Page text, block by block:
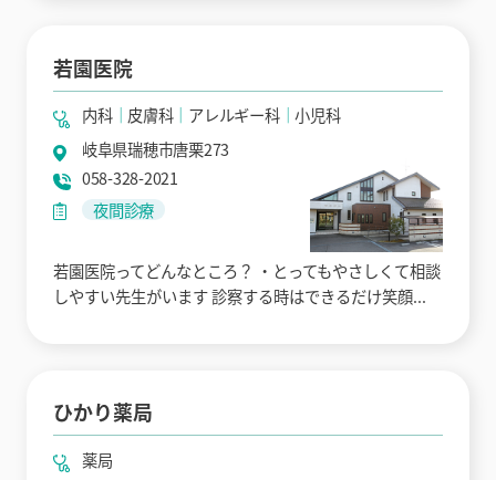
若園医院
内科 皮膚科 アレルギー科
小児科
岐阜県瑞穂市唐栗273
058-328-2021
夜間診療
若園医院ってどんなところ？ ・とってもやさしくて相談
しやすい先生がいます 診察する時はできるだけ笑顔...
ひかり薬局
薬局